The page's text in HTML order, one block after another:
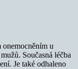
onemocněním u
Současná léčba
Je také odhaleno